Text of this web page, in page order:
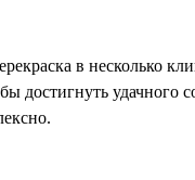
в несколько
достигнуть